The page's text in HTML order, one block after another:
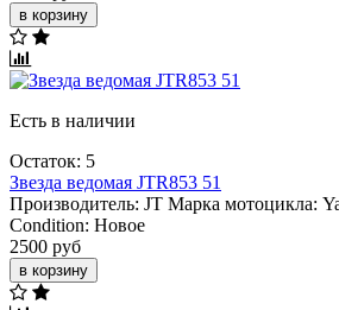
в корзину
Есть в наличии
Остаток: 5
Звезда ведомая JTR853 51
Производитель: JT Марка мотоцикла:
Condition: Новое
2500 руб
в корзину